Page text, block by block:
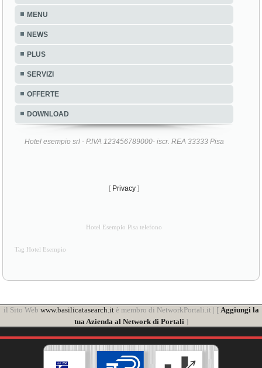
MENU
NEWS
PLUS
SERVIZI
OFFERTE
DOWNLOAD
Hotel esempio srl - P.IVA 123456789000- iscr. REA 33333 Pisa
[ Privacy ]
Hotel Esempio Pisa telefono
Tag Hotel Esempio
il Sito Web www.basilicatasearch.itè membro di NetworkPortali.it | [ Aggiungi la
tua Azienda al Network di Portali]